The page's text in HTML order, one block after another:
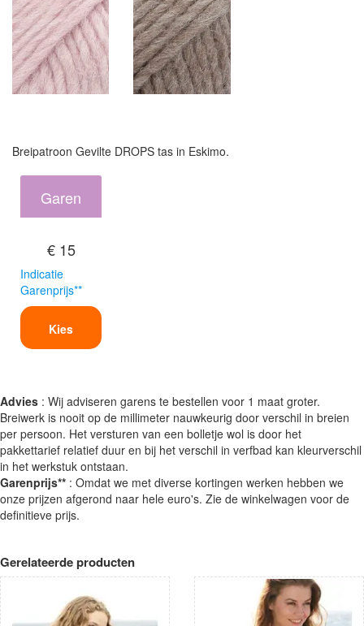
Breipatroon Gevilte DROPS tas in Eskimo.
Garen
€ 15
Indicatie
Garenprijs**
Kies
Advies : Wij adviseren garens te bestellen voor 1 maat groter.
Breiwerk is nooit op de millimeter nauwkeurig door verschil in breien
per persoon. Het versturen van een bolletje wol is door het
pakkettarief relatief duur en bij het verschil in verfbad kan kleurverschil
in het werkstuk ontstaan.
Garenprijs** : Omdat we met diverse kortingen werken hebben we
onze prijzen afgerond naar hele euro's. Zie de winkelwagen voor de
definitieve prijs.
Gerelateerde producten